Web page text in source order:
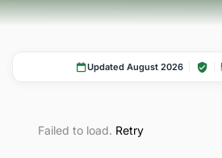
Updated August 2026
Failed to load. Retry